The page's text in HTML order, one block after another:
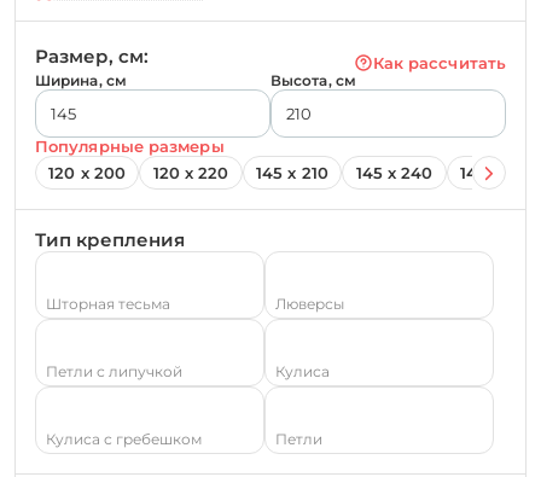
Размер, см: Как рассчитать
Ширина, см Высота, см
Популярные размеры
120 х 200
120 х 220 145 х 210 145 х 240 145 х 260
Тип крепления
Шторная тесьма Люверсы
Петли с липучкой Кулиса
Кулиса с гребешком Петли